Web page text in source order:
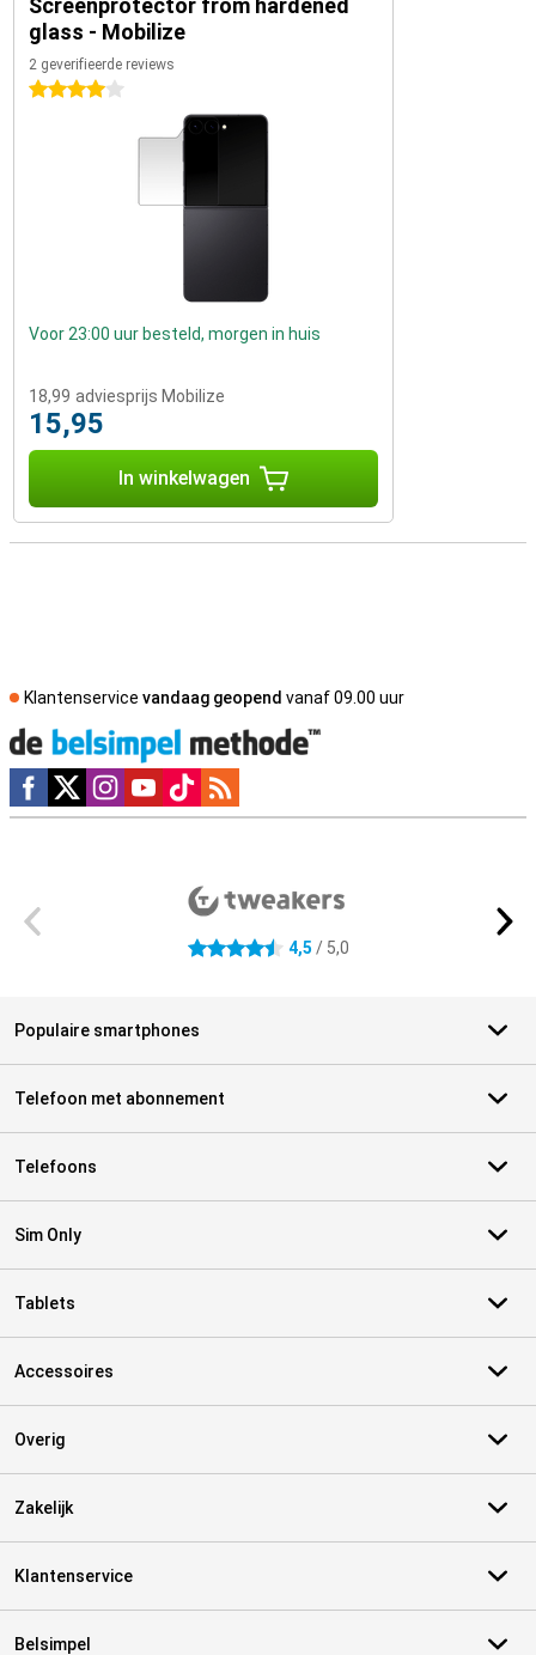
Screenprotector from hardened
glass - Mobilize
2 geverifieerde reviews
4 sterren
Voor 23:00 uur besteld, morgen in huis
18,99 adviesprijs Mobilize
15,95
In winkelwagen
Klantenservice vandaag geopend vanaf 09.00 uur
Social media
4.5 sterren 4,5 / 5,0
Populaire smartphones
Telefoon met abonnement
Telefoons
Sim Only
Tablets
Accessoires
Overig
Zakelijk
Klantenservice
Belsimpel